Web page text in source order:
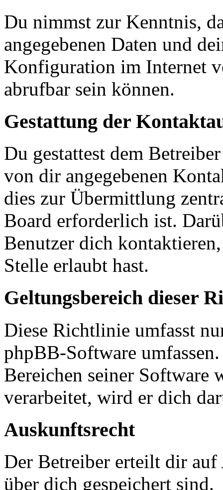
Du nimmst zur Kenntnis,
angegebenen Daten und
Konfiguration im Internet
abrufbar sein können.
Gestattung der
Du gestattest dem
von dir angegebenen
dies zur Übermittlung
Board erforderlich ist.
Benutzer dich
Stelle erlaubt hast.
Geltungsbereich dieser
Diese Richtlinie umfasst
phpBB-Software
Bereichen seiner Software
verarbeitet, wird er dich
Auskunftsrecht
Der Betreiber erteilt dir
über dich gespeichert sind.